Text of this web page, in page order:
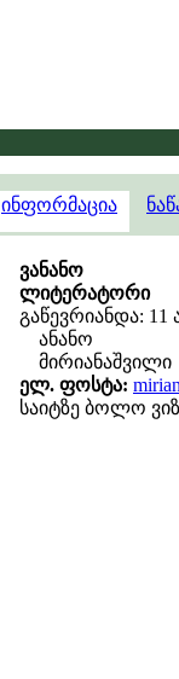
ინფორმაცია
ვანანო
ლიტერატორი
გაწევრიანდა: 11
ანანო
მირიანაშვილი
ელ. ფოსტა:
საიტზე ბოლო